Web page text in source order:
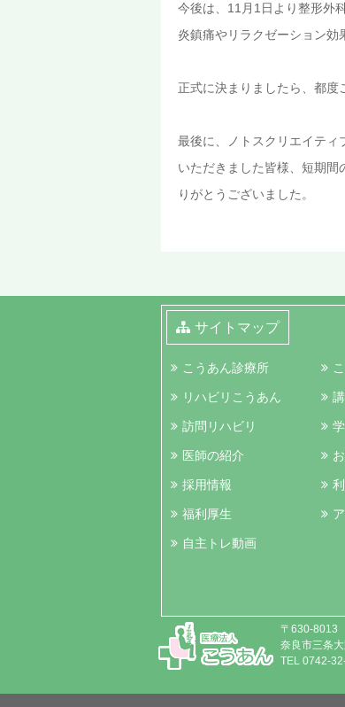
今後は、11月1日より整形外
炎鎮痛やリラクゼーション効
正式に決まりましたら、都度
最後に、ノトスクリエイティ
いただきました皆様、短期
りがとうございました。
サイトマップ
こうあん診療所
リハビリこうあん
訪問リハビリ
医師の紹介
採用情報
福利厚生
自主トレ動画
〒630-8013
奈良市三条
TEL 0742-